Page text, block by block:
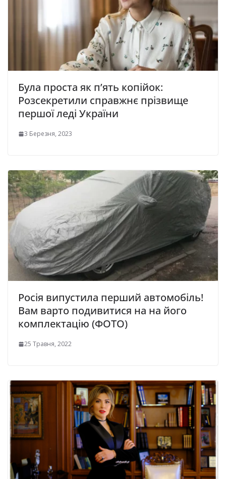
Була проста як п’ять копійок:
Розсекретили справжнє прізвище
пеpшої леді Укpаїни
3 Березня, 2023
Росія випустила перший автомобіль!
Вам варто подивитися на на його
комплектацію (ФОТО)
25 Травня, 2022